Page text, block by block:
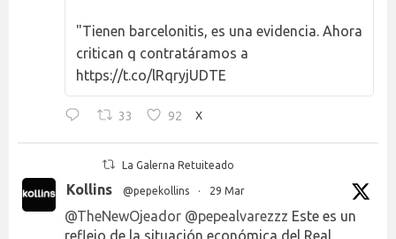
"Tienen barcelonitis, es una evidencia. Ahora
critican q contratáramos a
https://t.co/lRqryjUDTE
33 92 X
La Galerna Retuiteado
Kollins @pepekollins · 29 Mar
@TheNewOjeador @pepealvarezzz Este es un
reflejo de la situación económica del Real